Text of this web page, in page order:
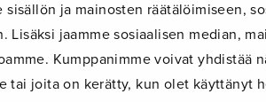
sisällön ja mainosten räätälöimiseen,
Lisäksi jaamme sosiaalisen median,
Kumppanimme voivat
tai joita on kerätty, kun olet käyttänyt
Alkusanat
Pakkanen
Kieli
Suomi
Julkaisija
Sulasol